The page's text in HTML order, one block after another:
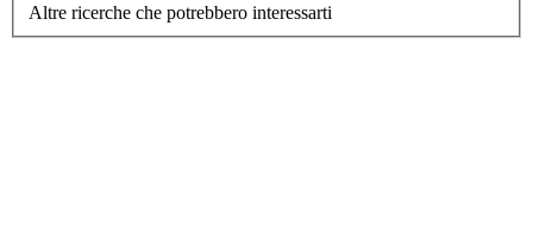
Altre ricerche che potrebbero interessarti